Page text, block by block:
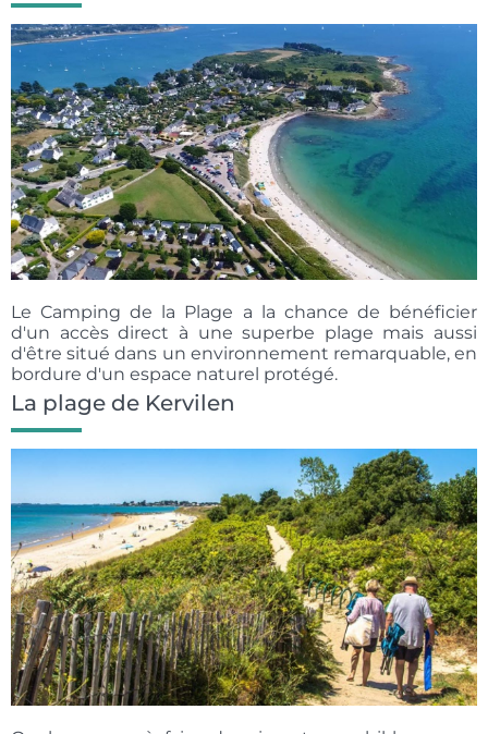
Le Camping de la Plage a la chance de bénéficier
d'un accès direct à une superbe plage mais aussi
d'être situé dans un environnement remarquable, en
bordure d'un espace naturel protégé.
La plage de Kervilen